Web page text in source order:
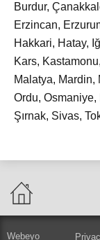
Burdur,
Erzincan,
Hakkari, Hatay,
Kars,
Malatya, Mardin,
Ordu, Osmaniye,
Şırnak, Sivas,
Webeyo